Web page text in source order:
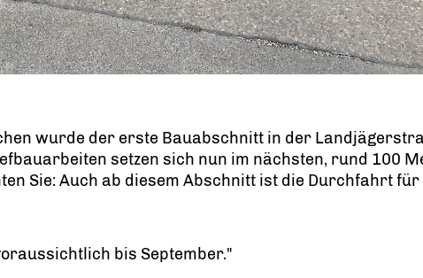
wurde der erste Bauabschnitt in der
setzen sich nun im nächsten, rund 100
Sie: Auch ab diesem Abschnitt ist die Durchfahrt für
bis September."